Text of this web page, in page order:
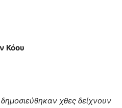
Κόου
χθες δείχνουν